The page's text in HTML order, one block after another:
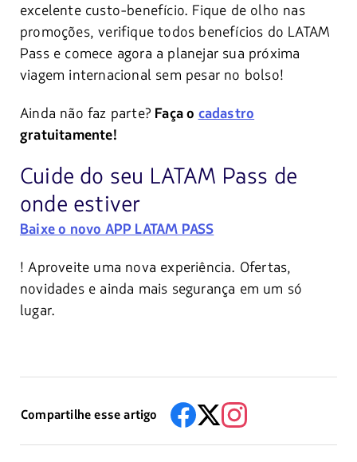
excelente custo-benefício. Fique de olho nas
promoções, verifique todos benefícios do LATAM
Pass e comece agora a planejar sua próxima
viagem internacional sem pesar no bolso!
Ainda não faz parte? Faça o cadastro
gratuitamente!
Cuide do seu LATAM Pass de
onde estiver
Baixe o novo APP LATAM PASS
! Aproveite uma nova experiência. Ofertas,
novidades e ainda mais segurança em um só
lugar.
Compartilhe esse artigo